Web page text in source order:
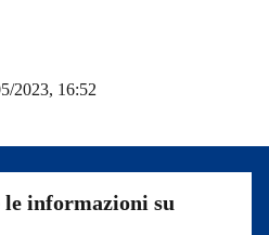
2023, 16:52
le informazioni su